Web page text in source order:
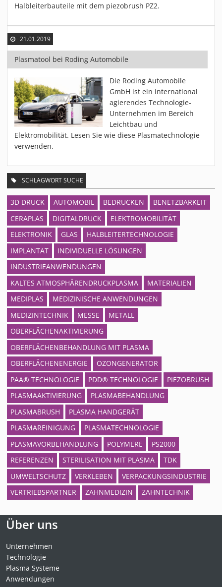
Halbleiterbauteile mit dem piezobrush PZ2.
21.01.2019
Plasmatool bei Roding Automobile
Die Roding Automobile
GmbH ist ein international
agierendes Technologie-
Unternehmen im Bereich
Leichtbau und
Elektromobilität. Lesen Sie wie diese Plasmatechnologie
verwenden.
SCHLAGWORT SUCHE
3D DRUCK AUTOMOBIL BEDRUCKEN
BENETZBARKEIT
CERAPLAS
DIGITALDRUCK
ELEKTROMOBILITÄT
ELEKTRONIK
GLAS
HALBLEITERTECHNOLOGIE
IMPLANTAT
INDIVIDUELLE LÖSUNGEN
INDUSTRIEANWENDUNGEN
KALTES ATMOSPHÄRENDRUCKPLASMA
MATERIALIEN
MEDIPLAS
MEDIZINISCHE ANWENDUNGEN
MEDIZINTECHNIK
MESSE
METALL
OBERFLÄCHENAKTIVIERUNG
OBERFLÄCHENBEHANDLUNG MIT PLASMA
OBERFLÄCHENENERGIE
OZONGENERATOR
PAA® TECHNOLOGIE
PDD® TECHNOLOGIE
PIEZOBRUSH
PLASMAAKTIVIERUNG
PLASMABEHANDLUNG
PLASMABRUSH
PLASMA HANDGERÄT
PLASMAREINIGUNG
PLASMATECHNOLOGIE
PLASMAVORBEHANDLUNG
POLYMERE
PS2000
REFERENZEN
STERILISATION MIT PLASMA
TDK
UMWELTSCHUTZ
VERKLEBEN
VERPACKUNGSINDUSTRIE
VERTRIEBSPARTNER
ZAHNMEDIZIN ZAHNTECHNIK
Über uns
Unternehmen
Technologie
Plasma Systeme
Anwendungen